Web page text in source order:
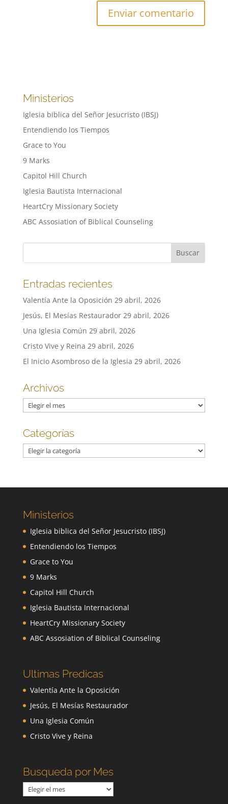
Ministerios
Iglesia biblica del Señor Jesucristo (IBSJ)
Entendiendo los Tiempos
Grace to You
9 Marks
Capitol Hill Church
Iglesia Bautista Internacional
HeartCry Missionary Society
ABC Assosiation of Biblical Counseling
Entradas recientes
Valentía Ante la Oposición 29 abril, 2026
Jesús, El Mesías Restaurador 29 abril, 2026
Una Iglesia Común 29 abril, 2026
Cristo Vive y Reina 29 abril, 2026
El Inicio Asombroso de la Iglesia 29 abril, 2026
Archivos
Archivos
Categorías
Categorías
Ministerios
Iglesia biblica del Señor Jesucristo (IBSJ)
Entendiendo los Tiempos
Grace to You
9 Marks
Capitol Hill Church
Iglesia Bautista Internacional
HeartCry Missionary Society
ABC Assosiation of Biblical Counseling
Ultimas Predicas
Valentía Ante la Oposición
Jesús, El Mesías Restaurador
Una Iglesia Común
Cristo Vive y Reina
Busqueda por Mes
Busqueda
por